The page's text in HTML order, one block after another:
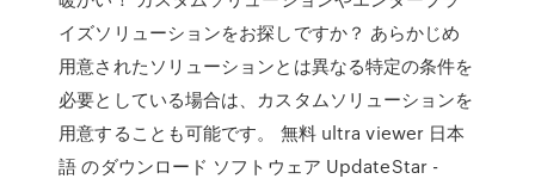
イズソリューションをお探しですか？ あらかじめ
用意されたソリューションとは異なる特定の条件を
必要としている場合は、カスタムソリューションを
用意することも可能です。 無料 ultra viewer 日本
語 のダウンロード ソフトウェア UpdateStar -